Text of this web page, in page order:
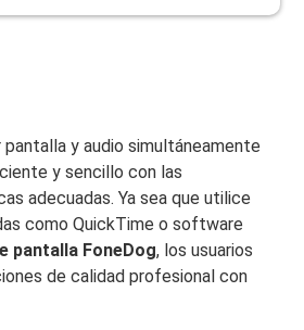
pantalla y audio simultáneamente
y sencillo con las
adecuadas. Ya sea que utilice
como QuickTime o software
pantalla FoneDog, los usuarios
de calidad profesional con